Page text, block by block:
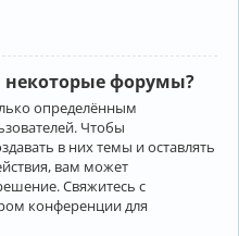
форумы?
определённым
Чтобы
в них темы и оставлять
вам может
Свяжитесь с
конференции для